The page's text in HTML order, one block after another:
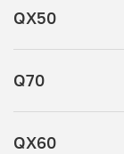
QX50
Q70
QX60